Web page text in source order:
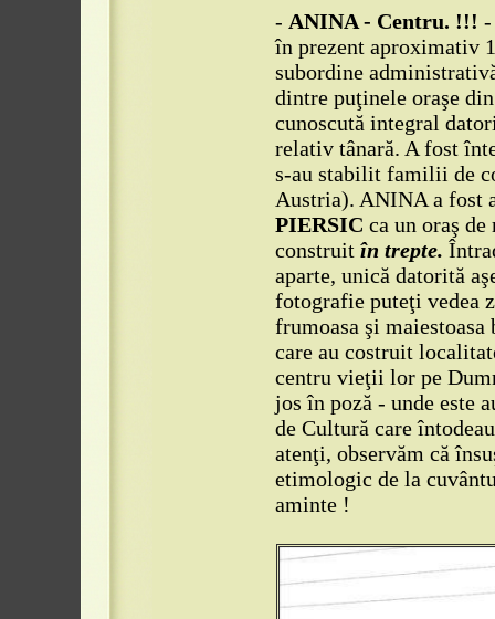
- ANINA - Centru. !!! -
în prezent aproximativ
subordine
dintre puţinele oraşe
cunoscută integral
relativ tânară. A fost
s-au stabilit familii de
Austria). ANINA a fost
PIERSIC ca un oraş
construit în trepte.
aparte, unică datorită
fotografie puteţi vedea
frumoasa şi
care au costruit
centru vieţii lor pe
jos în poză - unde este
de Cultură care
atenţi, observăm că
etimologic de la
aminte !